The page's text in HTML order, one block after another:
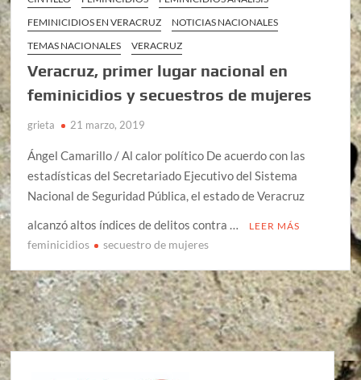
FEMINICIDIOS EN VERACRUZ
NOTICIAS NACIONALES
TEMAS NACIONALES
VERACRUZ
Veracruz, primer lugar nacional en
feminicidios y secuestros de mujeres
grieta 21 marzo, 2019
Ángel Camarillo / Al calor político De acuerdo con las
estadísticas del Secretariado Ejecutivo del Sistema
Nacional de Seguridad Pública, el estado de Veracruz
alcanzó altos índices de delitos contra …
LEER MÁS
feminicidios secuestro de mujeres